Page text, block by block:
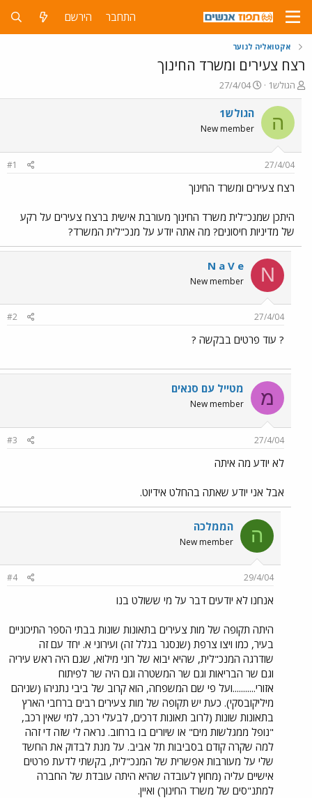
התחבר הירשם
אקטואליה לנוער
רצח צעירים ומשרד החינוך
פ
ו
ת
ח
ה
ש
א
הגולש1
פ
ו
ר
ם
ר
27/4/04
ה הגולש1
New member
27/4/04
#1
רצח צעירים ומשרד החינוך
היתכן שמנכ"לית משרד החינוך מעורבת אישית ברצח צעירים על רקע
של מדיניות חיסונים? מה אתה יודע על מנכ"לית המשרד?
N
N a V e
New member
27/4/04
#2
? עוד פרטים בבקשה ?
מ מטייל עם סנאים
New member
27/4/04
#3
לא יודע מה איתה
אבל אני יודע שאתה בהחלט אידיוט.
ה הממלכה
New member
29/4/04
#4
אנחנו לא יודעים דבר על מי ששולט בנו
היתה תקופה של מות צעירים בתאונות שונות בבתי הספר התיכוניים
בעיר, כמו ויצו צרפת (שנסגר בגלל זה) ועירוני א. יחד עם זה
שודרגה המנכ"לית, שהיא יבוא של רוני מילוא, שגם היה ראש עיריה
וגם שר הבריאות וגם שר המשטרה וגם היה שר לפיתוח
אזורי...........ועל פי שם המשפחה, הוא קרוב של ביבי נתניהו (שניהם
מיליקובסקי). כעת יש תקופה של מות צעירים רבים ברחבי הארץ
בתאונות שונות (לרוב תאונות דרכים, לבעלי רכב, למי שאין רכב,
"נופל ממגלשות מים" או שיורים בו ברחוב. נראה לי שזה די זהה
למה שקרה קודם בסביבות תל אביב. על מנת לבדוק את החשד
שלי על מעורבות אפשרית של המנכ"לית, בקשתי לדעת פרטים
אישיים עליה (מחוץ לעובדה שהיא היתה עובדת של החברה
למתנ"סים של משרד החינוך) ואיין.